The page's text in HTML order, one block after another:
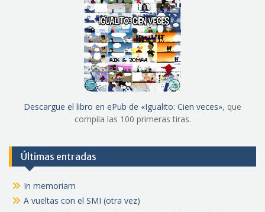
Descargue el libro en ePub de «Igualito: Cien veces», que
compila las 100 primeras tiras.
Últimas entradas
In memoriam
A vueltas con el SMI (otra vez)